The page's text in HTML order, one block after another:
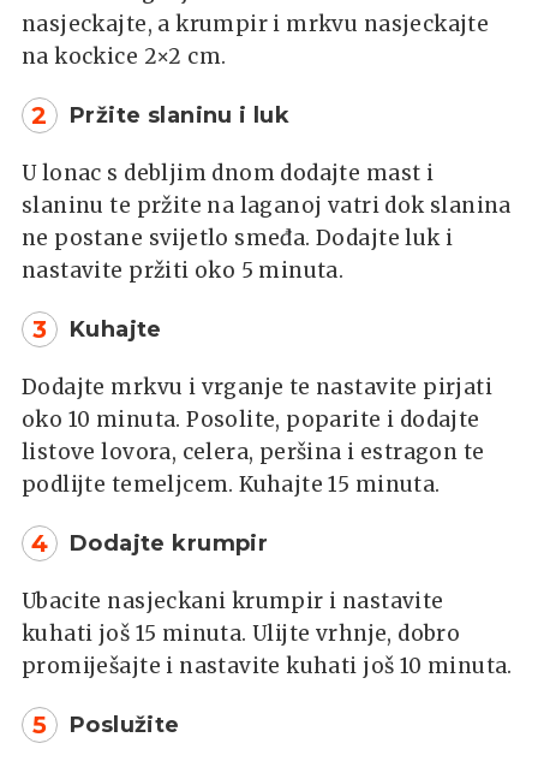
nasjeckajte, a krumpir i mrkvu nasjeckajte
na kockice 2×2 cm.
2 Pržite slaninu i luk
U lonac s debljim dnom dodajte mast i
slaninu te pržite na laganoj vatri dok slanina
ne postane svijetlo smeđa. Dodajte luk i
nastavite pržiti oko 5 minuta.
3 Kuhajte
Dodajte mrkvu i vrganje te nastavite pirjati
oko 10 minuta. Posolite, poparite i dodajte
listove lovora, celera, peršina i estragon te
podlijte temeljcem. Kuhajte 15 minuta.
4 Dodajte krumpir
Ubacite nasjeckani krumpir i nastavite
kuhati još 15 minuta. Ulijte vrhnje, dobro
promiješajte i nastavite kuhati još 10 minuta.
5 Poslužite